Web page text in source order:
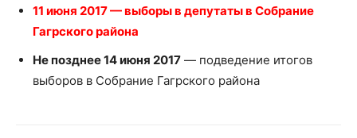
11 июня 2017 — выборы в депутаты в Собрание
Гагрского района
Не позднее 14 июня 2017 — подведение итогов
выборов в Собрание Гагрского района